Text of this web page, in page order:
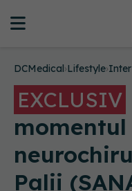
DCMedical›Lifestyle›
EXCLUSIV
Palii